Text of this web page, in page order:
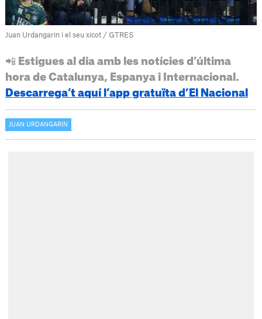
Juan Urdangarin i el seu xicot / GTRES
📲 Estigues al dia amb les notícies d’última
hora de Catalunya, Espanya i Internacional.
Descarrega’t aquí l’app gratuïta d’El Nacional
JUAN URDANGARIN